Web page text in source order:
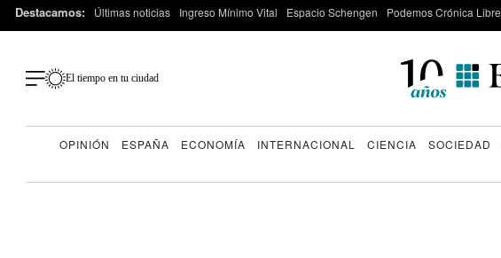
Destacamos: Últimas noticias Ingreso Mínimo Vital Espacio Schengen Podemos Crónica Libre
El tiempo en tu ciudad
OPINIÓN ESPAÑA ECONOMÍA INTERNACIONAL CIENCIA SOCIEDAD